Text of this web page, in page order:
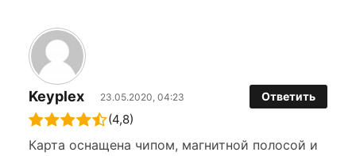
Keyplex 23.05.2020, 04:23 Ответить
(4,8)
Карта оснащена чипом, магнитной полосой и